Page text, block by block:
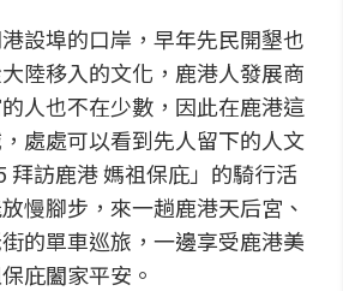
設埠的口岸，早年先民開墾也
陸移入的文化，鹿港人發展商
人也不在少數，因此在鹿港這
處處可以看到先人留下的人文
拜訪鹿港 媽祖保庇」的騎行活
慢腳步，來一趟鹿港天后宮、
的單車巡旅，一邊享受鹿港美
庇闔家平安。